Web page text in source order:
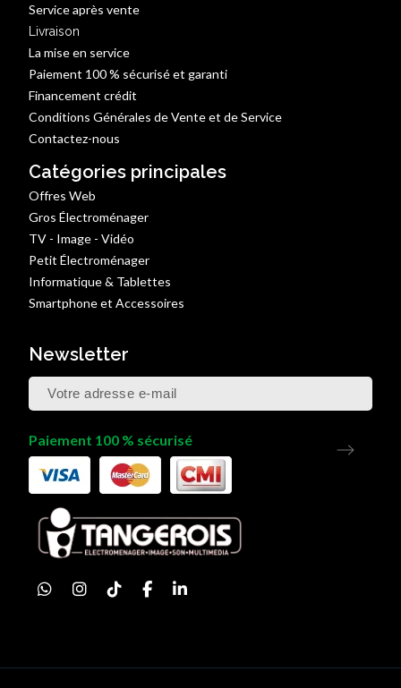
Service après vente
Livraison
La mise en service
Paiement 100 % sécurisé et garanti
Financement crédit
Conditions Générales de Vente et de Service
Contactez-nous
Catégories principales
Offres Web
Gros Électroménager
TV - Image - Vidéo
Petit Électroménager
Informatique & Tablettes
Smartphone et Accessoires
Newsletter
Paiement 100 % sécurisé